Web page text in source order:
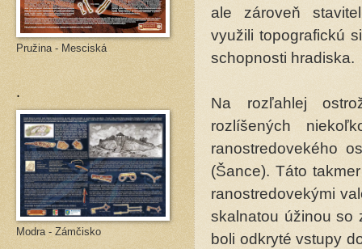
ale zároveň
využili topografickú
schopnosti hradiska.
Na rozľahlej
rozlíšených
ranostredovekého
(Šance). Táto
ranostredovekými
skalnatou úžinou so
boli odkryté vstupy
Pružina - Mesciská
.
Modra - Zámčisko